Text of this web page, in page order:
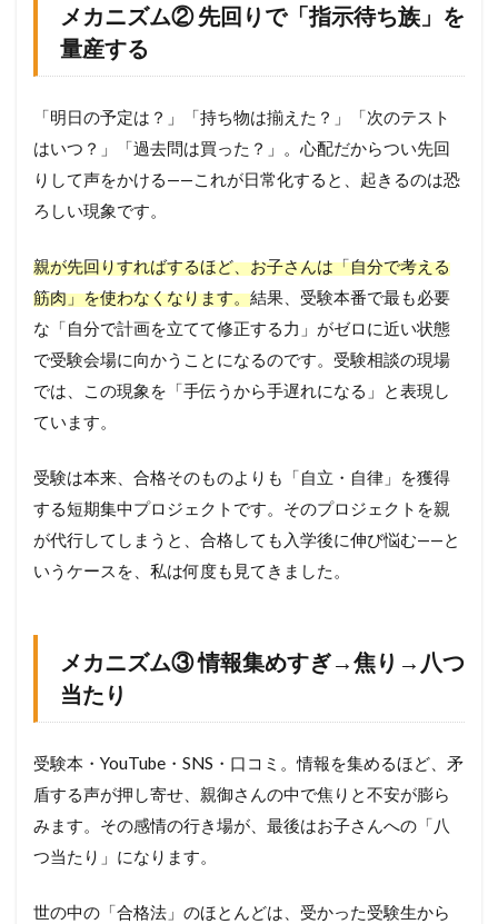
メカニズム② 先回りで「指示待ち族」を
量産する
「明日の予定は？」「持ち物は揃えた？」「次のテスト
はいつ？」「過去問は買った？」。心配だからつい先回
りして声をかける——これが日常化すると、起きるのは恐
ろしい現象です。
親が先回りすればするほど、お子さんは「自分で考える
筋肉」を使わなくなります。結果、受験本番で最も必要
な「自分で計画を立てて修正する力」がゼロに近い状態
で受験会場に向かうことになるのです。受験相談の現場
では、この現象を「手伝うから手遅れになる」と表現し
ています。
受験は本来、合格そのものよりも「自立・自律」を獲得
する短期集中プロジェクトです。そのプロジェクトを親
が代行してしまうと、合格しても入学後に伸び悩む——と
いうケースを、私は何度も見てきました。
メカニズム③ 情報集めすぎ→焦り→八つ
当たり
受験本・YouTube・SNS・口コミ。情報を集めるほど、矛
盾する声が押し寄せ、親御さんの中で焦りと不安が膨ら
みます。その感情の行き場が、最後はお子さんへの「八
つ当たり」になります。
世の中の「合格法」のほとんどは、受かった受験生から